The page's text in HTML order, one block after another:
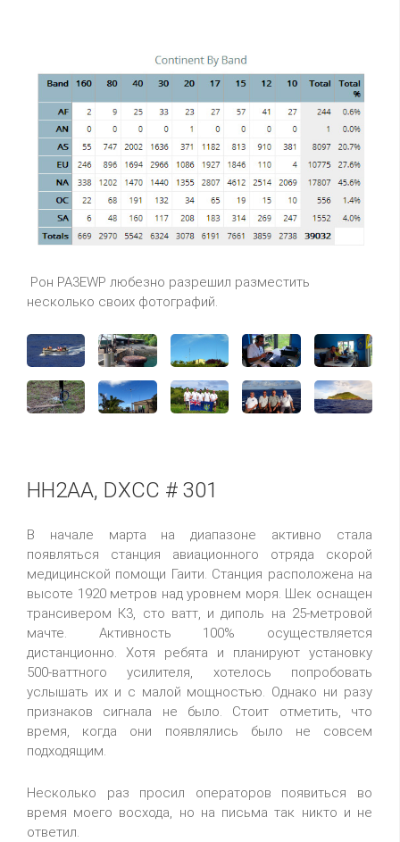
Рон PA3EWP любезно разрешил разместить
несколько своих фотографий.
HH2AA, DXCC # 301
В начале марта на диапазоне активно стала
появляться станция авиационного отряда скорой
медицинской помощи Гаити. Станция расположена на
высоте 1920 метров над уровнем моря. Шек оснащен
трансивером К3, сто ватт, и диполь на 25-метровой
мачте. Активность 100% осуществляется
дистанционно. Хотя ребята и планируют установку
500-ваттного усилителя, хотелось попробовать
услышать их и с малой мощностью. Однако ни разу
признаков сигнала не было. Стоит отметить, что
время, когда они появлялись было не совсем
подходящим.
Несколько раз просил операторов появиться во
время моего восхода, но на письма так никто и не
ответил.